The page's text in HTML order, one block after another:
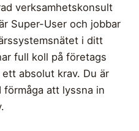
verksamhetskonsult
Super-User och jobbar
i ditt
full koll på företags
absolut krav. Du är
att lyssna in